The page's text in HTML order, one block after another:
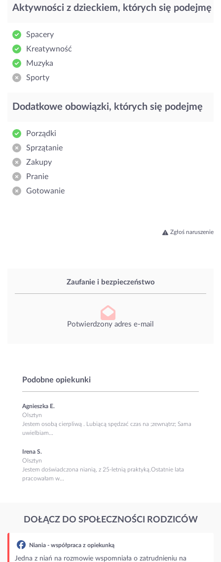
Zaufanie i bezpieczeństwo
Potwierdzony adres e-mail
Podobne opiekunki
Agnieszka E.
Olsztyn
Jestem osobą cierpliwą . Lubiącą spędzać czas na ;zewnątrz; Sama
uwielbiam...
Irena S.
Olsztyn
Jestem doświadczona nianią, z 25-letnią praktyką.Ostatnie lata
pracowałam w...
Aktywności z dzieckiem, których się podejmę
Spacery
Kreatywność
Muzyka
Sporty
Dodatkowe obowiązki, których się podejmę
Porządki
Sprzątanie
Zakupy
Pranie
Gotowanie
Zgłoś naruszenie
DOŁĄCZ DO SPOŁECZNOŚCI RODZICÓW
Niania - współpraca z opiekunką
Jedna z niań na rozmowie wspomniała o zatrudnieniu na